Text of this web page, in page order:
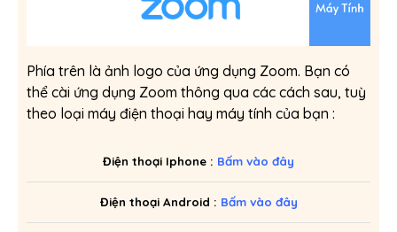
Phía trên là ảnh logo của ứng dụng Zoom. Bạn có
thể cài ứng dụng Zoom thông qua các cách sau, tuỳ
theo loại máy điện thoại hay máy tính của bạn :
Điện thoại Iphone : Bấm vào đây
Điện thoại Android : Bấm vào đây